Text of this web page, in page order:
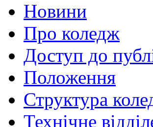
Новини
Про коледж
Доступ до
Положення
Структура
Технічне